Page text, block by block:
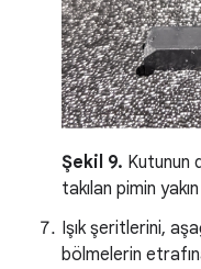
Şekil 9. Kutunun
takılan pimin
Işık şeritlerini,
bölmelerin